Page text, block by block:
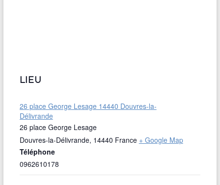
LIEU
26 place George Lesage 14440 Douvres-la-
Délivrande
26 place George Lesage
Douvres-la-Délivrande, 14440 France + Google Map
Téléphone
0962610178